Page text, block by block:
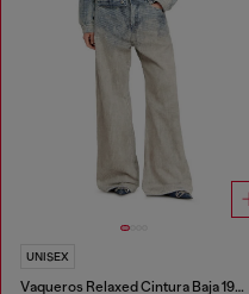
UNISEX
Vaqueros Relaxed Cintura Baja 1996 D-Sire